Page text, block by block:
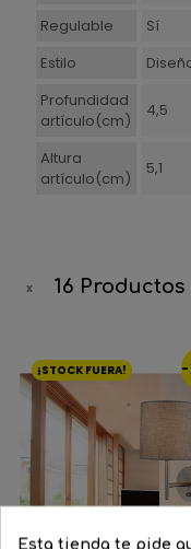
Regulable Sí
Estilo
Profundidad
artículo(cm)
4,5
Altura
artículo(cm)
5,1
16
-
¡STOCK FUERA!
Esta tienda te pide